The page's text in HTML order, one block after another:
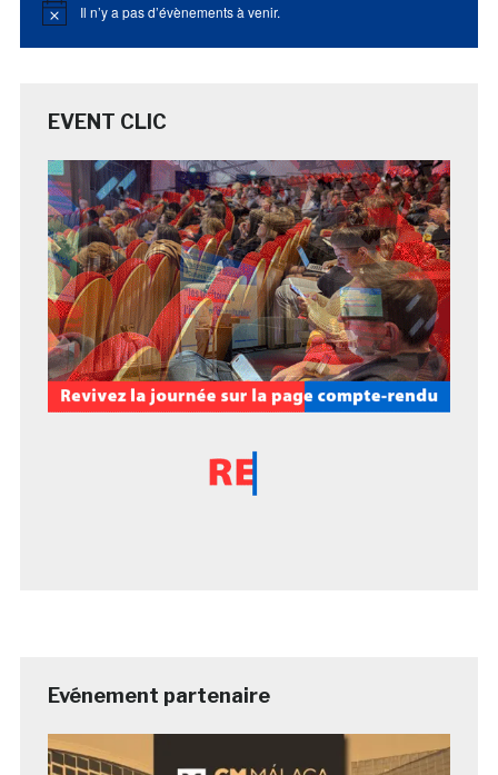
Notice Il n’y a pas d’évènements à venir.
EVENT CLIC
Evénement partenaire